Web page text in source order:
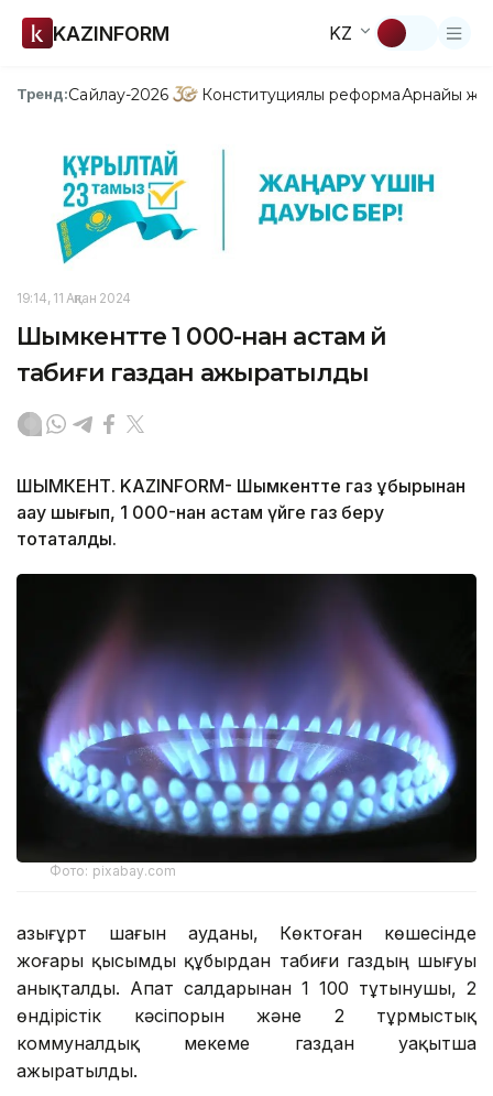
KAZINFORM KZ
Тренд:Сайлау-2026 Конституциялық реформаАрнайы
19:14, 11 Ақпан 2024
Шымкентте 1 000-нан астам үй
табиғи газдан ажыратылды
ШЫМКЕНТ. KAZINFORM- Шымкентте газ құбырынан
ақау шығып, 1 000-нан астам үйге газ беру
тоқтаталды.
Фото: pixabay.com
Қазығұрт шағын ауданы, Көктоған көшесінде
жоғары қысымды құбырдан табиғи газдың шығуы
анықталды. Апат салдарынан 1 100 тұтынушы, 2
өндірістік кәсіпорын және 2 тұрмыстық
коммуналдық мекеме газдан уақытша
ажыратылды.